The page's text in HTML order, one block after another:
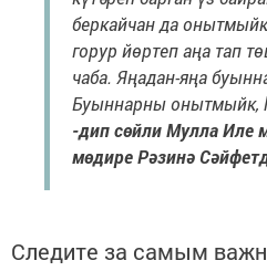
беркайчан да
горур йөртеп аңа тап
чаба. Яңадан-яңа
Буыннарны онытмыйк,
-дип сөйли Мулла Иле
мөдире Рәзинә
Следите за самым